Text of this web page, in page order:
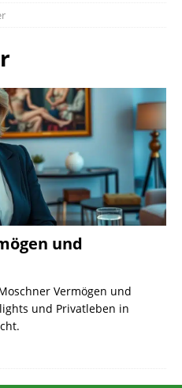
und
Vermögen und
und Privatleben in